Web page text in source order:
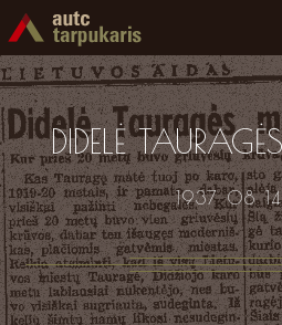
DIDELĖ
1937 08